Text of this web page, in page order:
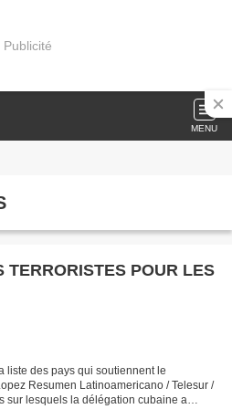
Publicité
MENU
TERRORISTES POUR LES
liste des pays qui soutiennent le
Resumen Latinoamericano / Telesur /
sur lesquels la délégation cubaine a